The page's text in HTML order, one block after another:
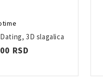
3D slagalica
RSD